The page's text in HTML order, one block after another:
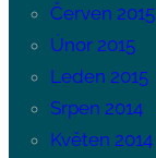
Červen 2015
Únor 2015
Leden 2015
Srpen 2014
Květen 2014